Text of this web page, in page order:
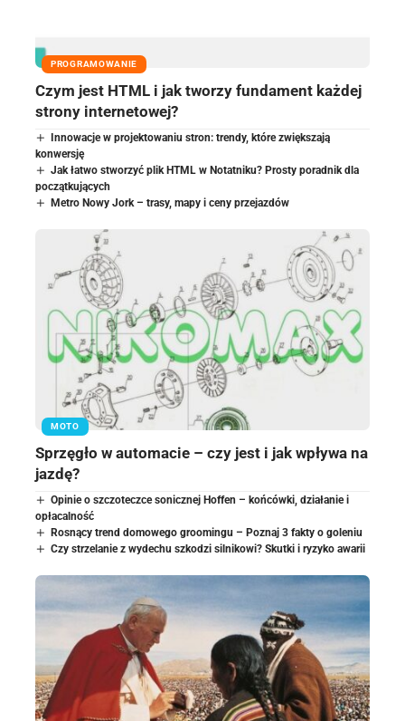
PROGRAMOWANIE
Czym jest HTML i jak tworzy fundament każdej
strony internetowej?
Innowacje w projektowaniu stron: trendy, które zwiększają
konwersję
Jak łatwo stworzyć plik HTML w Notatniku? Prosty poradnik dla
początkujących
Metro Nowy Jork – trasy, mapy i ceny przejazdów
MOTO
Sprzęgło w automacie – czy jest i jak wpływa na
jazdę?
Opinie o szczoteczce sonicznej Hoffen – końcówki, działanie i
opłacalność
Rosnący trend domowego groomingu – Poznaj 3 fakty o goleniu
Czy strzelanie z wydechu szkodzi silnikowi? Skutki i ryzyko awarii